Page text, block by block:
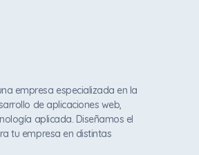
empresa especializada en la
de aplicaciones web,
aplicada. Diseñamos el
tu empresa en distintas